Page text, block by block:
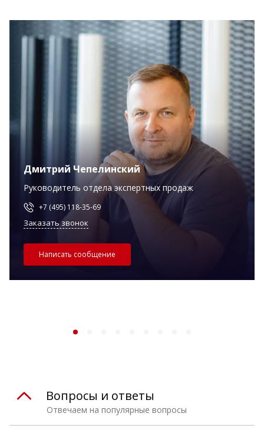
Дмитрий Чепелинский
Руководитель отдела экспертных продаж
+7 (495) 118-35-69
Заказать звонок
Написать сообщение
Отвечаем на популярные вопросы
Вопросы и ответы